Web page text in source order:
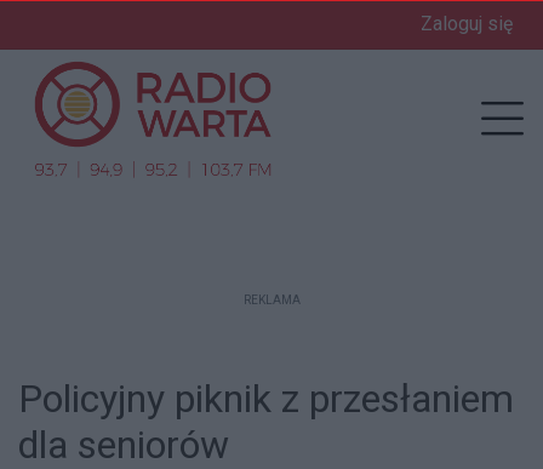
Zaloguj się
REKLAMA
Policyjny piknik z przesłaniem
dla seniorów